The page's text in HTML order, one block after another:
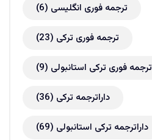
ترجمه فوری انگلیسی (6)
ترجمه فوری ترکی (23)
ترجمه فوری ترکی استانبولی (9)
داراترجمه ترکی (36)
داراترجمه ترکی استانبولی (69)